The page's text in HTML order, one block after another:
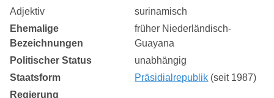
Adjektiv
surinamisch
Ehemalige
Bezeichnungen
früher Niederländisch-
Guayana
Politischer Status
unabhängig
Staatsform
Präsidialrepublik (seit 1987)
Regierung